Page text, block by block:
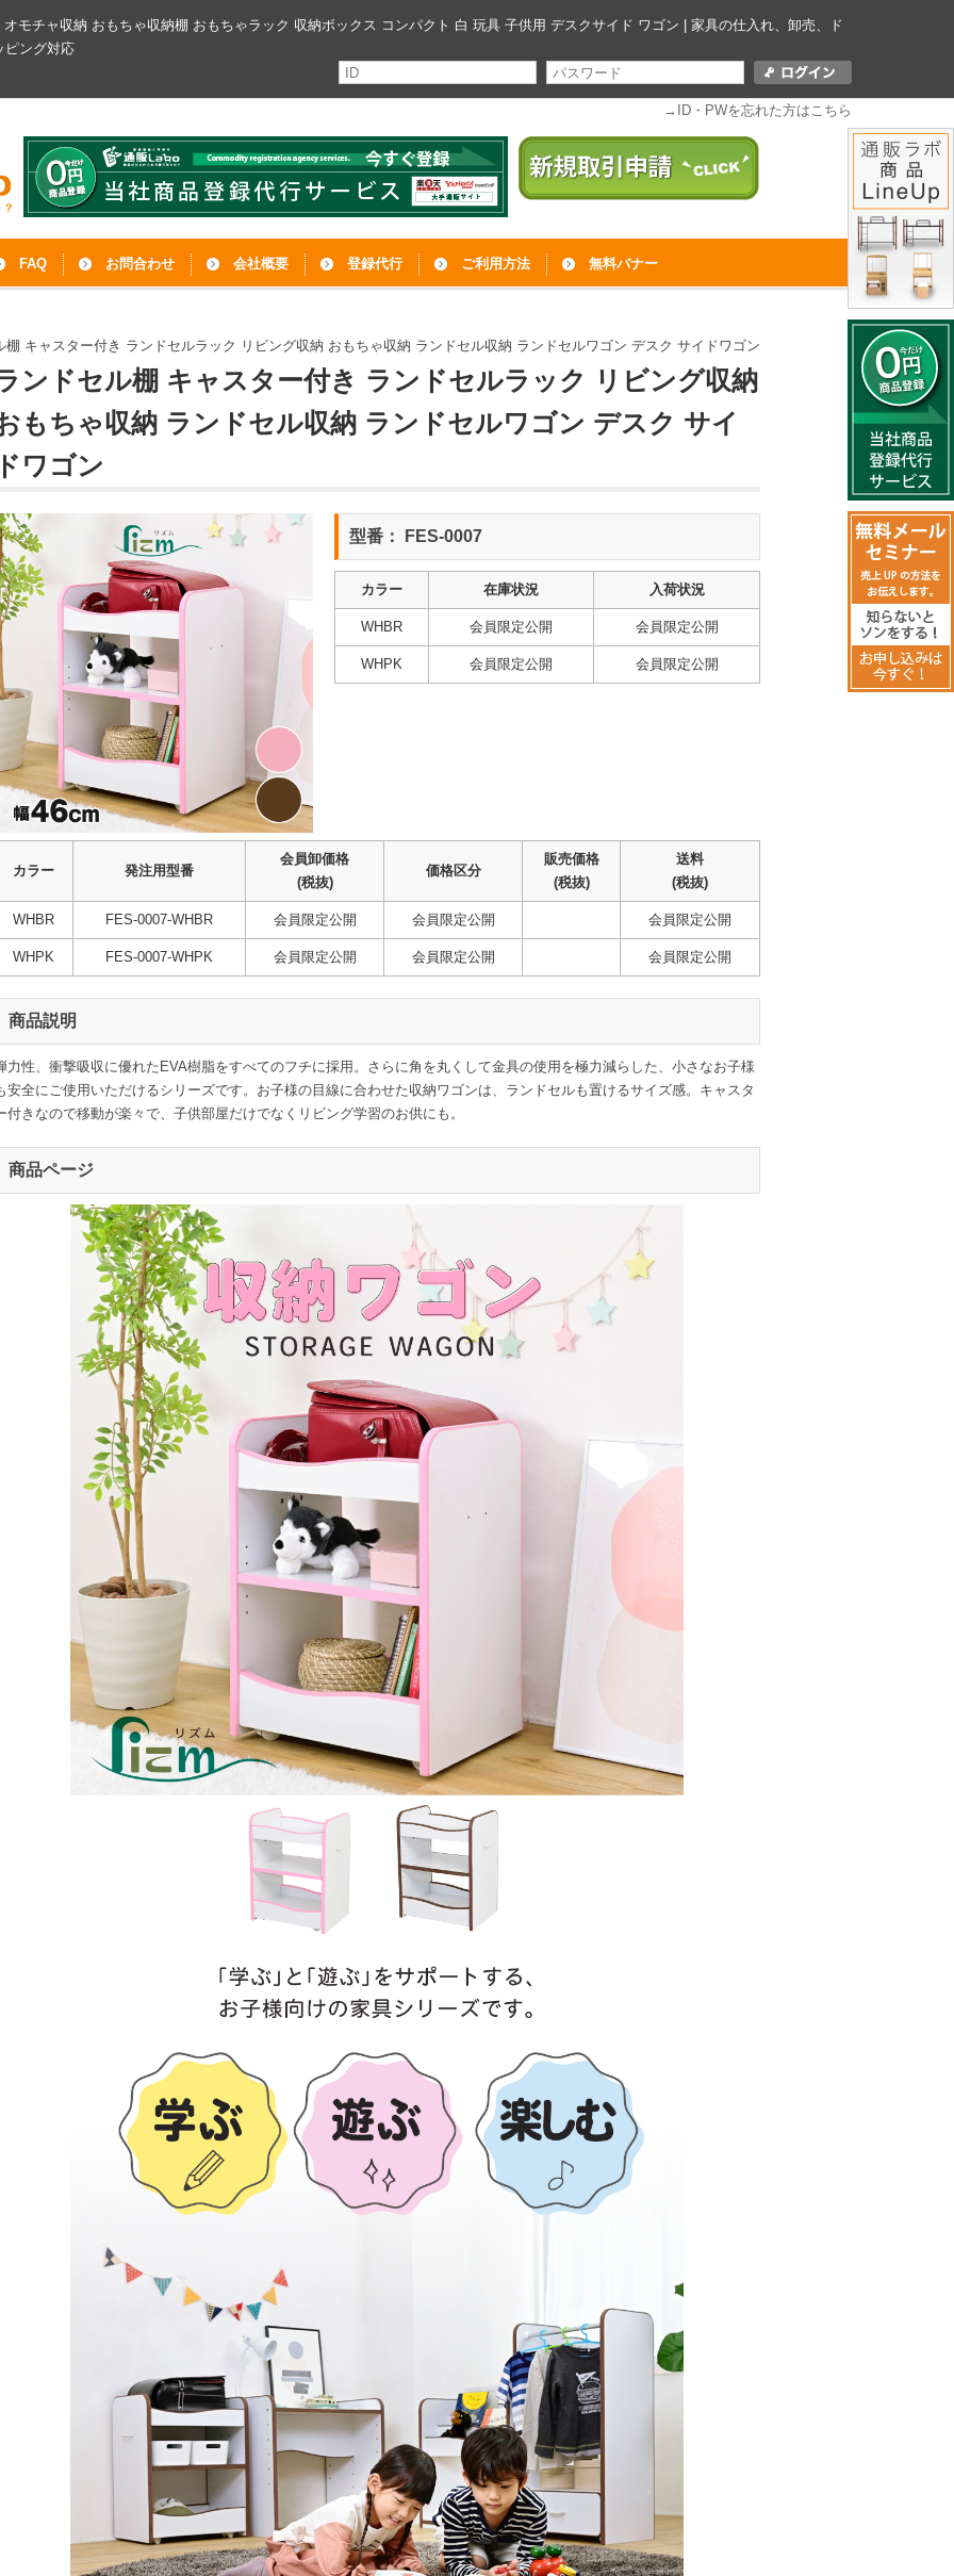
モチャ収納 おもちゃ収納棚 おもちゃラック 収納ボックス コンパクト 白 玩具 子供用 デスクサイド ワゴン | 家具の仕入れ、卸売、ド
ピング対応
→ID・PWを忘れた方はこちら
FAQ お問合わせ 会社概要 登録代行 ご利用方法 無料バナー
棚 キャスター付き ランドセルラック リビング収納 おもちゃ収納 ランドセル収納 ランドセルワゴン デスク サイドワゴン
ンドセル棚 キャスター付き ランドセルラック リビング収納
もちゃ収納 ランドセル収納 ランドセルワゴン デスク サイ
ドワゴン
型番： FES-0007
カラー 在庫状況 入荷状況
WHBR 会員限定公開 会員限定公開
WHPK 会員限定公開 会員限定公開
カラー 発注用型番
会員卸価格
(税抜)
価格区分
販売価格
(税抜)
送料
(税抜)
WHBR FES-0007-WHBR 会員限定公開 会員限定公開 会員限定公開
WHPK FES-0007-WHPK 会員限定公開 会員限定公開 会員限定公開
商品説明
力性、衝撃吸収に優れたEVA樹脂をすべてのフチに採用。さらに角を丸くして金具の使用を極力減らした、小さなお子様
安全にご使用いただけるシリーズです。お子様の目線に合わせた収納ワゴンは、ランドセルも置けるサイズ感。キャスタ
付きなので移動が楽々で、子供部屋だけでなくリビング学習のお供にも。
商品ページ